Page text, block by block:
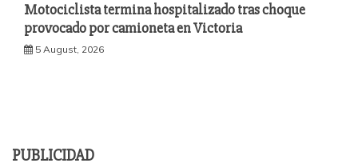
Motociclista termina hospitalizado tras choque
provocado por camioneta en Victoria
5 August, 2026
PUBLICIDAD